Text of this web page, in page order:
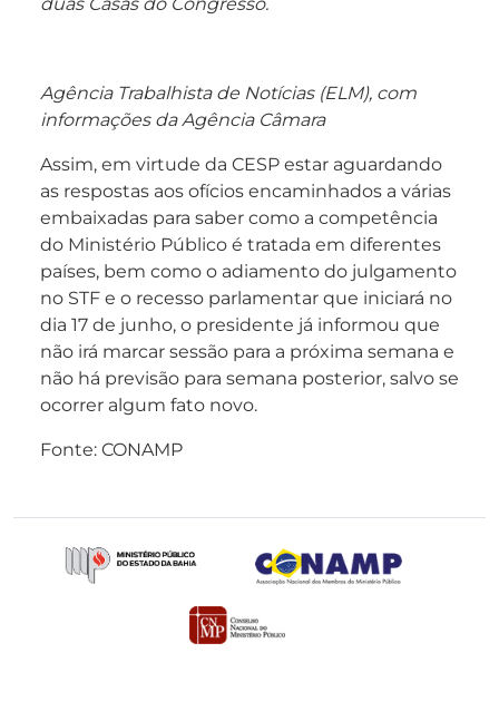
Agência Trabalhista de Notícias (ELM), com
informações da Agência Câmara
Assim, em virtude da CESP estar aguardando
as respostas aos ofícios encaminhados a várias
embaixadas para saber como a competência
do Ministério Público é tratada em diferentes
países, bem como o adiamento do julgamento
no STF e o recesso parlamentar que iniciará no
dia 17 de junho, o presidente já informou que
não irá marcar sessão para a próxima semana e
não há previsão para semana posterior, salvo se
ocorrer algum fato novo.
Fonte: CONAMP